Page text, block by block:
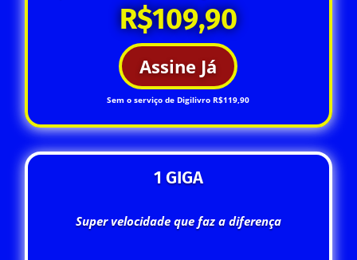
R$109,90
Assine Já
Sem o serviço de Digilivro R$119,90
1 GIGA
Super velocidade que faz a diferença